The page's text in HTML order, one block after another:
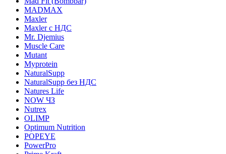
MADMAX
Maxler
Maxler с НДС
Mr. Djemius
Muscle Care
Mutant
Myprotein
NaturalSupp
NaturalSupp без НДС
Natures Life
NOW ЧЗ
Nutrex
OLIMP
Optimum Nutrition
POPEYE
PowerPro